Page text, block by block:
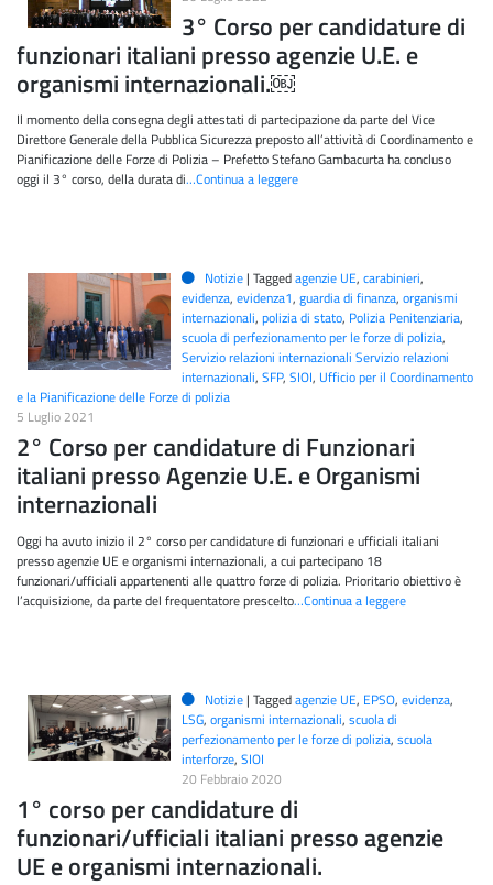
3° Corso per candidature di
funzionari italiani presso agenzie U.E. e
organismi internazionali.￼
Il momento della consegna degli attestati di partecipazione da parte del Vice
Direttore Generale della Pubblica Sicurezza preposto all’attività di Coordinamento e
Pianificazione delle Forze di Polizia – Prefetto Stefano Gambacurta ha concluso
oggi il 3° corso, della durata di…Continua a leggere
Notizie | Taggedagenzie UE, carabinieri,
evidenza, evidenza1, guardia di finanza, organismi
internazionali, polizia di stato, Polizia Penitenziaria,
scuola di perfezionamento per le forze di polizia,
Servizio relazioni internazionali Servizio relazioni
internazionali, SFP, SIOI, Ufficio per il Coordinamento
e la Pianificazione delle Forze di polizia
5 Luglio 2021
2° Corso per candidature di Funzionari
italiani presso Agenzie U.E. e Organismi
internazionali
Oggi ha avuto inizio il 2° corso per candidature di funzionari e ufficiali italiani
presso agenzie UE e organismi internazionali, a cui partecipano 18
funzionari/ufficiali appartenenti alle quattro forze di polizia. Prioritario obiettivo è
l’acquisizione, da parte del frequentatore prescelto…Continua a leggere
Notizie | Taggedagenzie UE, EPSO, evidenza,
LSG, organismi internazionali, scuola di
perfezionamento per le forze di polizia, scuola
interforze, SIOI
20 Febbraio 2020
1° corso per candidature di
funzionari/ufficiali italiani presso agenzie
UE e organismi internazionali.